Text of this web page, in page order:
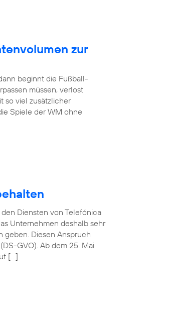
zur
beginnt die Fußball-
müssen, verlost
so viel zusätzlicher
Spiele der WM ohne
Diensten von Telefónica
Unternehmen deshalb sehr
geben. Diesen Anspruch
GVO). Ab dem 25. Mai
[…]